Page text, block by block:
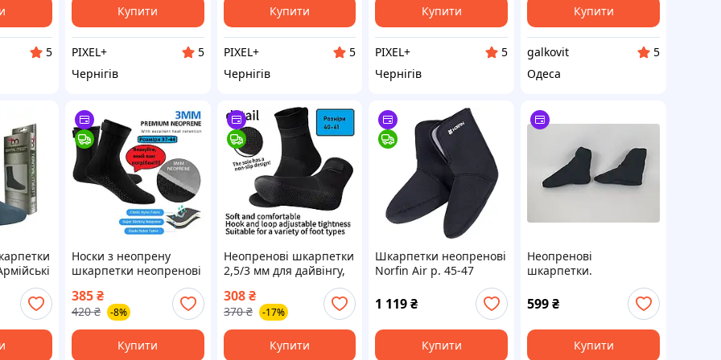
5
Купити
PIXEL+
5
Чернігів
Купити
PIXEL+
5
Чернігів
Купити
PIXEL+
5
Чернігів
унісекс
Купити
galkovit
5
Одеса
та
Носки з неопрену
шкарпетки неопренові
термошкарпетки для
підводного полювання,
рибалки, рафтинга,
серфінга
385₴
420 ₴ -8%
Купити
Неопренові шкарпетки
2,5/3 мм для дайвінгу,
підводного полювання,
риболовлі та серфінгу
308 ₴
370 ₴ -17%
Купити
Шкарпетки неопренові
Norfin Air р. 45-47
1 119₴
Купити
Неопренові
шкарпетки.
неопрену. Чоловічі
шкарпетки із
неопрену. Зимові
шкарпетки. Теплі та
599₴
Купити